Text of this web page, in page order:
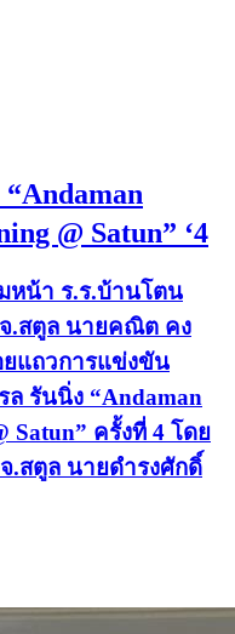
@ Satun” ‘4
หน้า ร.ร.บ้านโตน
.สตูล นายคณิต คง
แถวการแข่งขัน
รันนิ่ง “Andaman
Satun” ครั้งที่ 4 โดย
.สตูล นายดำรงศักดิ์